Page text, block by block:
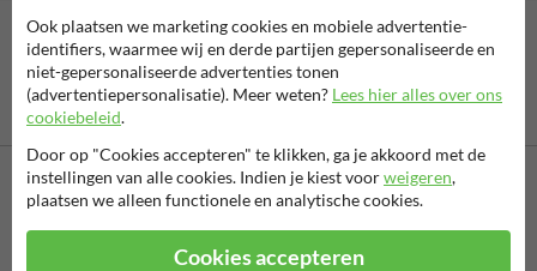
Betaling achteraf
Neem contact met ons op
Ook plaatsen we marketing cookies en mobiele advertentie-
identifiers, waarmee wij en derde partijen gepersonaliseerde en
niet-gepersonaliseerde advertenties tonen
(advertentiepersonalisatie). Meer weten? Lees hier alles over ons
cookiebeleid.
Door op "Cookies accepteren" te klikken, ga je akkoord met de
instellingen van alle cookies. Indien je kiest voorweigeren,
plaatsen we alleen functionele en analytische cookies.
Cookies accepteren